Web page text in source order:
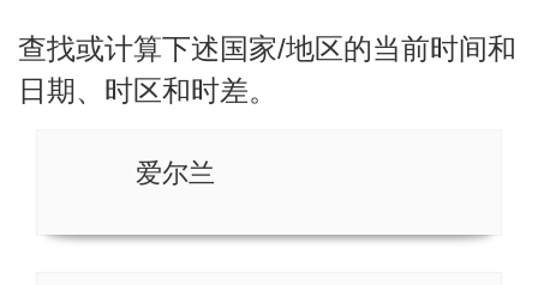
查找或计算下述国家/地区的当前时间和
日期、时区和时差。
爱尔兰